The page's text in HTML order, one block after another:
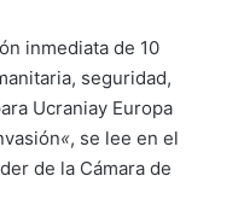
inmediata de 10
seguridad,
Ucraniay Europa
«, se lee en el
de la Cámara de